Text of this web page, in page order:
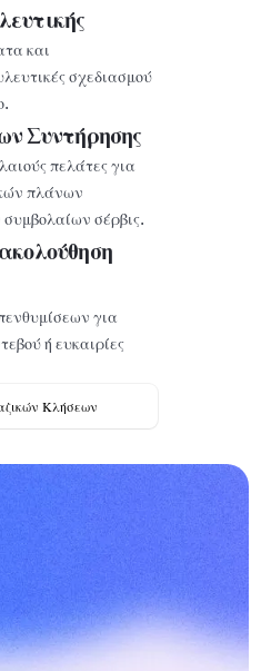
και
σχεδιασμού
Συντήρησης
πελάτες για
πλάνων
σέρβις.
για
ή ευκαιρίες
Κλήσεων